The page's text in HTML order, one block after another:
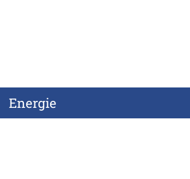
Energie